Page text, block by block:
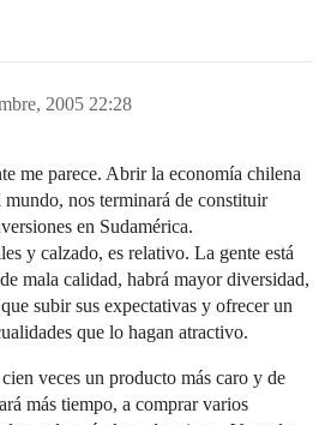
2005 22:28
me parece. Abrir la economía chilena
mundo, nos terminará de constituir
en Sudamérica.
y calzado, es relativo. La gente está
mala calidad, habrá mayor diversidad,
subir sus expectativas y ofrecer un
que lo hagan atractivo.
veces un producto más caro y de
más tiempo, a comprar varios